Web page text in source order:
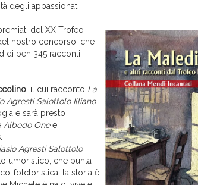
degli appassionati.
del XX Trofeo
nostro concorso, che
di ben 345 racconti
, il cui racconto La
Agresti Salottolo Illiano
e sarà presto
Albedo Onee
.
Agresti Salottolo
umoristico, che punta
folcloristica: la storia è